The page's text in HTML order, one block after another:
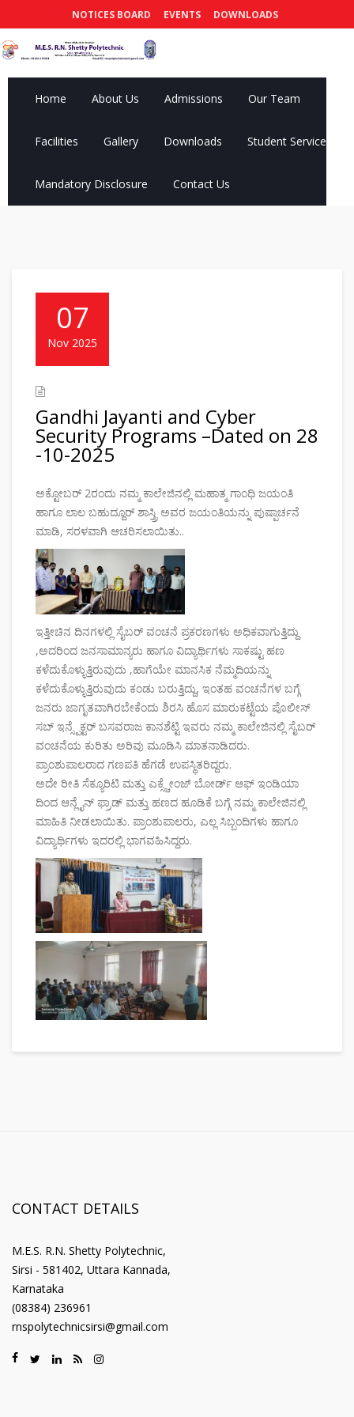
NOTICES BOARD EVENTS DOWNLOADS
Home About Us Admissions Our Team
Facilities Gallery Downloads Student Services
Mandatory Disclosure Contact Us
07
Nov 2025
Gandhi Jayanti and Cyber
Security Programs –Dated on 28
-10-2025
ಅಕ್ಟೋಬರ್ 2ರಂದು ನಮ್ಮ ಕಾಲೇಜಿನಲ್ಲಿ ಮಹಾತ್ಮ ಗಾಂಧಿ ಜಯಂತಿ
ಹಾಗೂ ಲಾಲ ಬಹುದ್ದೂರ್ ಶಾಸ್ತ್ರಿ ಅವರ ಜಯಂತಿಯನ್ನು ಪುಷ್ಪಾರ್ಚನೆ
ಮಾಡಿ, ಸರಳವಾಗಿ ಆಚರಿಸಲಾಯಿತು..
ಇತ್ತೀಚಿನ ದಿನಗಳಲ್ಲಿ ಸೈಬರ್ ವಂಚನೆ ಪ್ರಕರಣಗಳು ಅಧಿಕವಾಗುತ್ತಿದ್ದು
,ಅದರಿಂದ ಜನಸಾಮಾನ್ಯರು ಹಾಗೂ ವಿದ್ಯಾರ್ಥಿಗಳು ಸಾಕಷ್ಟು ಹಣ
ಕಳೆದುಕೊಳ್ಳುತ್ತಿರುವುದು ,ಹಾಗೆಯೇ ಮಾನಸಿಕ ನೆಮ್ಮದಿಯನ್ನು
ಕಳೆದುಕೊಳ್ಳುತ್ತಿರುವುದು ಕಂಡು ಬರುತ್ತಿದ್ದು, ಇಂತಹ ವಂಚನೆಗಳ ಬಗ್ಗೆ
ಜನರು ಜಾಗೃತವಾಗಿರಬೇಕೆಂದು ಶಿರಸಿ ಹೊಸ ಮಾರುಕಟ್ಟೆಯ ಪೊಲೀಸ್
ಸಬ್ ಇನ್ಸ್ಪೆಕ್ಟರ್ ಬಸವರಾಜ ಕಾನಶೆಟ್ಟಿ ಇವರು ನಮ್ಮ ಕಾಲೇಜಿನಲ್ಲಿ ಸೈಬರ್
ವಂಚನೆಯ ಕುರಿತು ಅರಿವು ಮೂಡಿಸಿ ಮಾತನಾಡಿದರು.
ಪ್ರಾಂಶುಪಾಲರಾದ ಗಣಪತಿ ಹೆಗಡೆ ಉಪಸ್ಥಿತರಿದ್ದರು.
ಅದೇ ರೀತಿ ಸೆಕ್ಯೂರಿಟಿ ಮತ್ತು ಎಕ್ಸ್ಚೇಂಜ್ ಬೋರ್ಡ್ ಆಫ್ ಇಂಡಿಯಾ
ದಿಂದ ಆನ್ಲೈನ್ ಫ್ರಾಡ್ ಮತ್ತು ಹಣದ ಹೂಡಿಕೆ ಬಗ್ಗೆ ನಮ್ಮ ಕಾಲೇಜಿನಲ್ಲಿ
ಮಾಹಿತಿ ನೀಡಲಾಯಿತು. ಪ್ರಾಂಶುಪಾಲರು, ಎಲ್ಲ ಸಿಬ್ಬಂದಿಗಳು ಹಾಗೂ
ವಿದ್ಯಾರ್ಥಿಗಳು ಇದರಲ್ಲಿ ಭಾಗವಹಿಸಿದ್ದರು.
CONTACT DETAILS
M.E.S. R.N. Shetty Polytechnic,
Sirsi - 581402, Uttara Kannada,
Karnataka
(08384) 236961
rnspolytechnicsirsi@gmail.com